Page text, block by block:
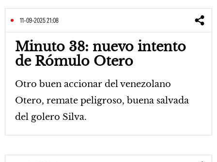
11-09-2025 21:08
Minuto 38: nuevo intento
de Rómulo Otero
Otro buen accionar del venezolano
Otero, remate peligroso, buena salvada
del golero Silva.